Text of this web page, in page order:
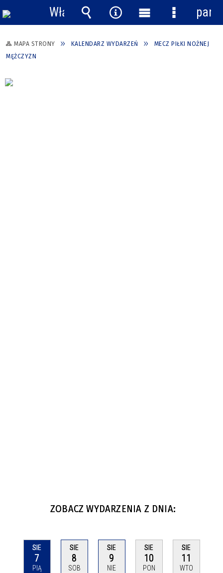
MAPA STRONY KALENDARZ WYDARZEŃ
MECZ PIŁKI NOŻNEJ
MĘŻCZYZN
ZOBACZ WYDARZENIA Z DNIA:
SIE
7
PIĄ
SIE
8
SOB
SIE
9
NIE
SIE
10
PON
SIE
11
WTO
Włącz
powiadomienia
Wyszukiwarka
Narzędzia
Menu
główne
Menu
panel